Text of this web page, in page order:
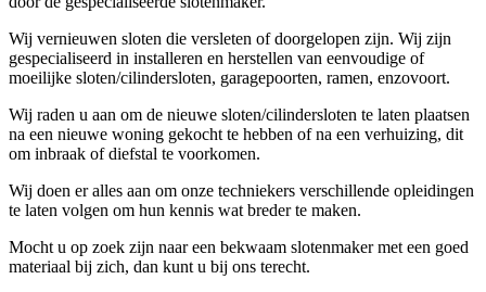
Wij vernieuwen sloten die versleten of doorgelopen zijn. Wij zijn
gespecialiseerd in installeren en herstellen van eenvoudige of
moeilijke sloten/cilindersloten, garagepoorten, ramen, enzovoort.
Wij raden u aan om de nieuwe sloten/cilindersloten te laten plaatsen
na een nieuwe woning gekocht te hebben of na een verhuizing, dit
om inbraak of diefstal te voorkomen.
Wij doen er alles aan om onze techniekers verschillende opleidingen
te laten volgen om hun kennis wat breder te maken.
Mocht u op zoek zijn naar een bekwaam slotenmaker met een goed
materiaal bij zich, dan kunt u bij ons terecht.